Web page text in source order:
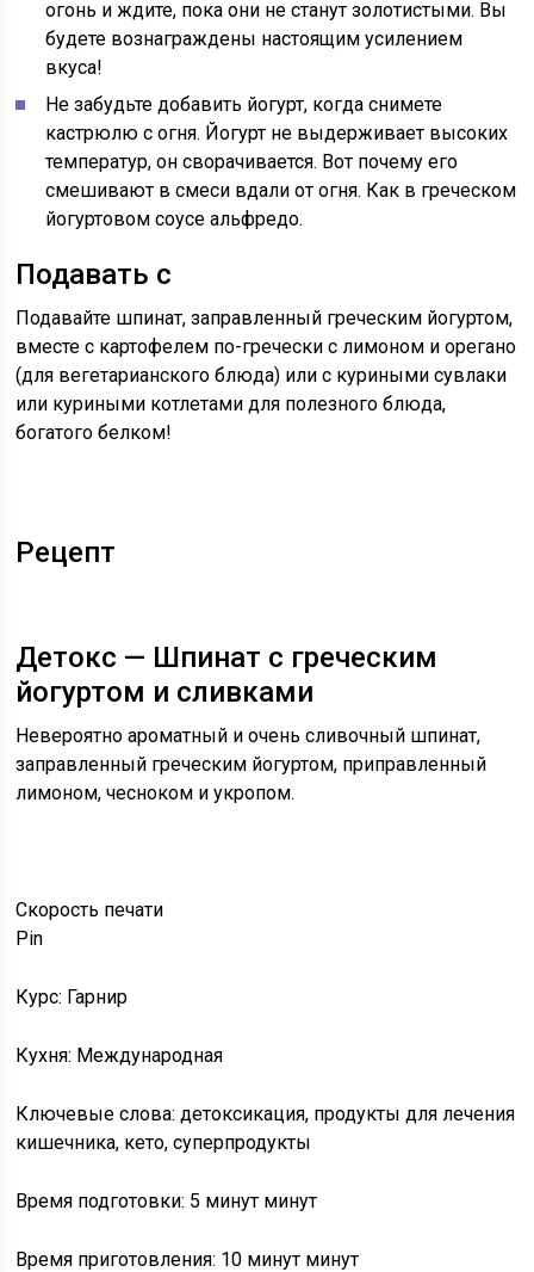
огонь и ждите, пока они не станут золотистыми. Вы
будете вознаграждены настоящим усилением
вкуса!
Не забудьте добавить йогурт, когда снимете
кастрюлю с огня. Йогурт не выдерживает высоких
температур, он сворачивается. Вот почему его
смешивают в смеси вдали от огня. Как в греческом
йогуртовом соусе альфредо.
Подавать с
Подавайте шпинат, заправленный греческим йогуртом,
вместе с картофелем по-гречески с лимоном и орегано
(для вегетарианского блюда) или с куриными сувлаки
или куриными котлетами для полезного блюда,
богатого белком!
Рецепт
Детокс — Шпинат с греческим
йогуртом и сливками
Невероятно ароматный и очень сливочный шпинат,
заправленный греческим йогуртом, приправленный
лимоном, чесноком и укропом.
Скорость печати
Pin
Курс: Гарнир
Кухня: Международная
Ключевые слова: детоксикация, продукты для лечения
кишечника, кето, суперпродукты
Время подготовки: 5 минут минут
Время приготовления: 10 минут минут